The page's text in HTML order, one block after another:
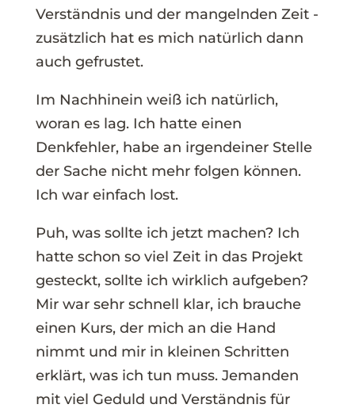
Verständnis und der mangelnden Zeit -
zusätzlich hat es mich natürlich dann
auch gefrustet.
Im Nachhinein weiß ich natürlich,
woran es lag. Ich hatte einen
Denkfehler, habe an irgendeiner Stelle
der Sache nicht mehr folgen können.
Ich war einfach lost.
Puh, was sollte ich jetzt machen? Ich
hatte schon so viel Zeit in das Projekt
gesteckt, sollte ich wirklich aufgeben?
Mir war sehr schnell klar, ich brauche
einen Kurs, der mich an die Hand
nimmt und mir in kleinen Schritten
erklärt, was ich tun muss. Jemanden
mit viel Geduld und Verständnis für